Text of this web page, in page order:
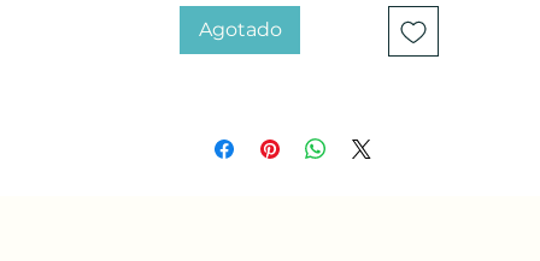
accesorios y apliques exteriores.
Lavable a temperatura máximo 30ºC. No utilizar
percloroetileno.
Agotado